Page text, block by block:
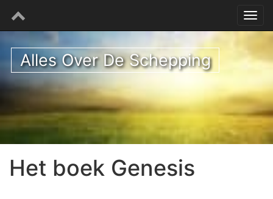
Alles Over De Schepping
Het boek Genesis